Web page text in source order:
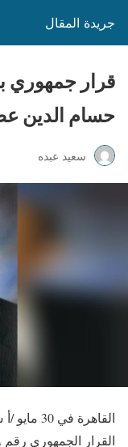
جريدة المقال
قرار جمهوري
حسام الدين
سعيد عبده
القاهرة